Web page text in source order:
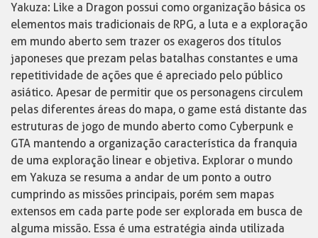
Yakuza: Like a Dragon possui como organização básica os
elementos mais tradicionais de RPG, a luta e a exploração
em mundo aberto sem trazer os exageros dos títulos
japoneses que prezam pelas batalhas constantes e uma
repetitividade de ações que é apreciado pelo público
asiático. Apesar de permitir que os personagens circulem
pelas diferentes áreas do mapa, o game está distante das
estruturas de jogo de mundo aberto como Cyberpunk e
GTA mantendo a organização característica da franquia
de uma exploração linear e objetiva. Explorar o mundo
em Yakuza se resuma a andar de um ponto a outro
cumprindo as missões principais, porém sem mapas
extensos em cada parte pode ser explorada em busca de
alguma missão. Essa é uma estratégia ainda utilizada